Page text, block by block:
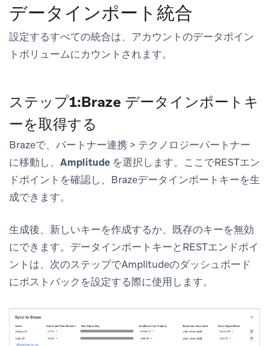
データインポート統合
設定するすべての統合は、アカウントのデータポイン
トボリュームにカウントされます。
ステップ1:Braze データインポートキ
ーを取得する
Brazeで、 パートナー連携 > テクノロジーパートナー
に移動し、 Amplitude を選択します。ここでRESTエン
ドポイントを確認し、Brazeデータインポートキーを生
成できます。
生成後、新しいキーを作成するか、既存のキーを無効
にできます。データインポートキーとRESTエンドポイ
ントは、次のステップでAmplitudeのダッシュボード
にポストバックを設定する際に使用します。